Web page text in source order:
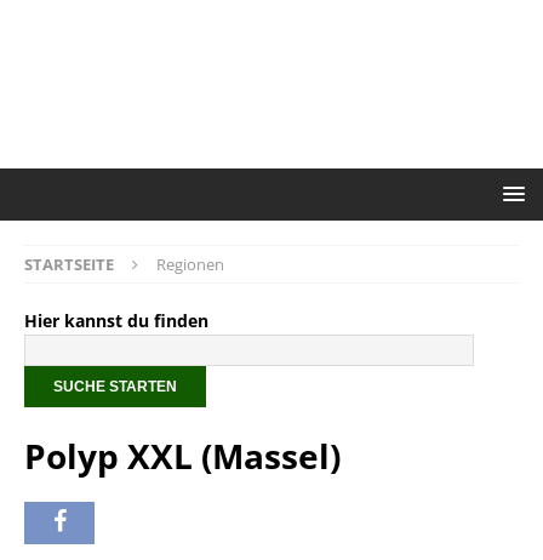
STARTSEITE Regionen
Hier kannst du finden
Polyp XXL (Massel)